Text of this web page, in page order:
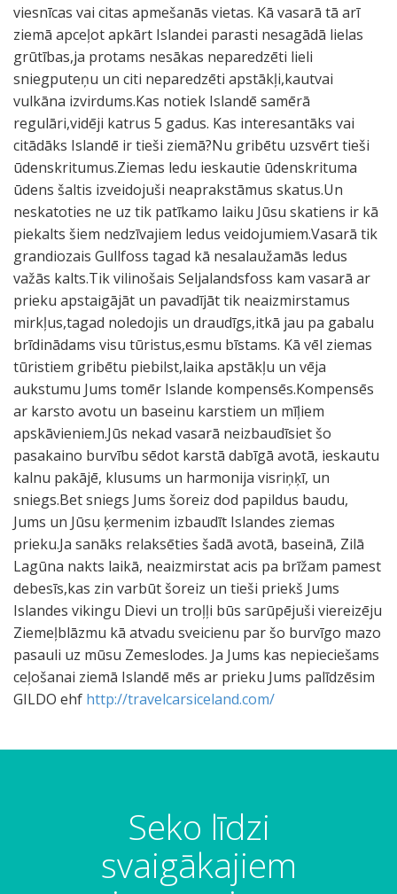
viesnīcas vai citas apmešanās vietas. Kā vasarā tā arī
ziemā apceļot apkārt Islandei parasti nesagādā lielas
grūtības,ja protams nesākas neparedzēti lieli
sniegputeņu un citi neparedzēti apstākļi,kautvai
vulkāna izvirdums.Kas notiek Islandē samērā
regulāri,vidēji katrus 5 gadus. Kas interesantāks vai
citādāks Islandē ir tieši ziemā?Nu gribētu uzsvērt tieši
ūdenskritumus.Ziemas ledu ieskautie ūdenskrituma
ūdens šaltis izveidojuši neaprakstāmus skatus.Un
neskatoties ne uz tik patīkamo laiku Jūsu skatiens ir kā
piekalts šiem nedzīvajiem ledus veidojumiem.Vasarā tik
grandiozais Gullfoss tagad kā nesalaužamās ledus
važās kalts.Tik vilinošais Seljalandsfoss kam vasarā ar
prieku apstaigājāt un pavadījāt tik neaizmirstamus
mirkļus,tagad noledojis un draudīgs,itkā jau pa gabalu
brīdinādams visu tūristus,esmu bīstams. Kā vēl ziemas
tūristiem gribētu piebilst,laika apstākļu un vēja
aukstumu Jums tomēr Islande kompensēs.Kompensēs
ar karsto avotu un baseinu karstiem un mīļiem
apskāvieniem.Jūs nekad vasarā neizbaudīsiet šo
pasakaino burvību sēdot karstā dabīgā avotā, ieskautu
kalnu pakājē, klusums un harmonija visriņķī, un
sniegs.Bet sniegs Jums šoreiz dod papildus baudu,
Jums un Jūsu ķermenim izbaudīt Islandes ziemas
prieku.Ja sanāks relaksēties šadā avotā, baseinā, Zilā
Lagūna nakts laikā, neaizmirstat acis pa brīžam pamest
debesīs,kas zin varbūt šoreiz un tieši priekš Jums
Islandes vikingu Dievi un troļļi būs sarūpējuši viereizēju
Ziemeļblāzmu kā atvadu sveicienu par šo burvīgo mazo
pasauli uz mūsu Zemeslodes. Ja Jums kas nepieciešams
ceļošanai ziemā Islandē mēs ar prieku Jums palīdzēsim
GILDO ehf http://travelcarsiceland.com/
Seko līdzi
svaigākajiem